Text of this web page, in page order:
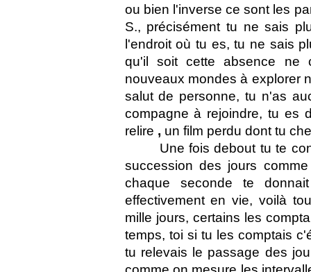
ou bien l'inverse ce sont les
S., précisément tu ne sais
l'endroit où tu es, tu ne sais
qu'il soit cette absence
nouveaux mondes à explorer
salut de personne, tu n'as
compagne à rejoindre, tu es
relire , un film perdu dont tu
Une fois debout tu te
succession des jours
chaque seconde te
effectivement en vie, voilà
mille jours, certains les
temps, toi si tu les comptais
tu relevais le passage des